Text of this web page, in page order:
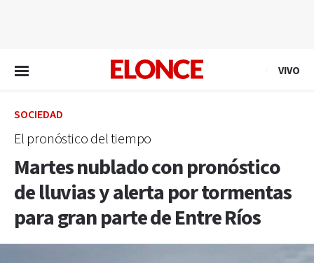
VIVO
SOCIEDAD
El pronóstico del tiempo
Martes nublado con pronóstico
de lluvias y alerta por tormentas
para gran parte de Entre Ríos